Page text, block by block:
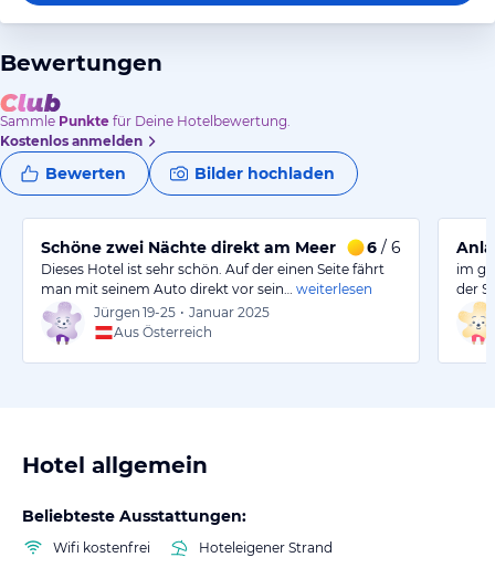
Bewertungen
Sammle Punkte für Deine Hotelbewertung.
Kostenlos anmelden
Bewerten Bilder hochladen
Schöne zwei Nächte direkt am Meer 6 / 6
Dieses Hotel ist sehr schön. Auf der einen Seite fährt
man mit seinem Auto direkt vor sein…
weiterlesen
Jürgen 19-25 • Januar 2025
Aus Österreich
im
der
Hotel allgemein
Beliebteste Ausstattungen:
Wifi kostenfrei
Hoteleigener Strand